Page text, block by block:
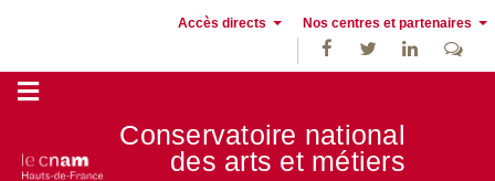
Accès directs Nos centres et partenaires
Conservatoire national
des arts et métiers